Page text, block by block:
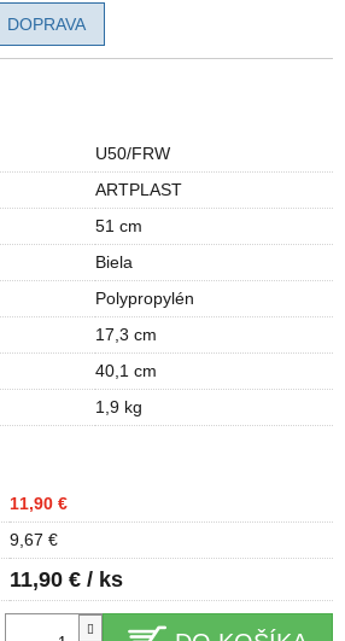
U50/FRW
ARTPLAST
51 cm
Biela
Polypropylén
17,3 cm
40,1 cm
1,9 kg
DOPRAVA
11,90 €
9,67 €
11,90 € / ks